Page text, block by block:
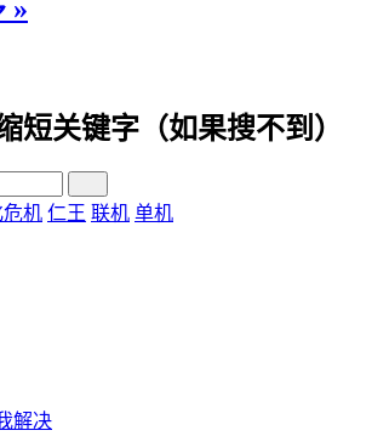
»
短关键字（如果搜不到）
危机 仁王 联机 单机
解决